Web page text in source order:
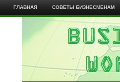
ГЛАВНАЯ СОВЕТЫ БИЗНЕСМЕНАМ